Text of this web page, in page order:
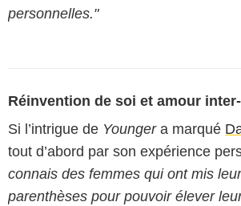
personnelles."
Réinvention de soi et amour
Si l’intrigue de Youngera marqué
tout d’abord par son expérience
connais des femmes qui ont mis
parenthèses pour pouvoir élever